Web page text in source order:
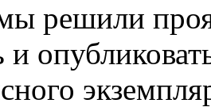
решили
и